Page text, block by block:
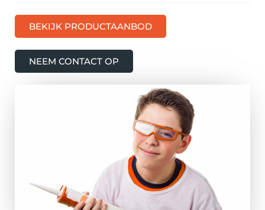
BEKIJK PRODUCTAANBOD
NEEM CONTACT OP